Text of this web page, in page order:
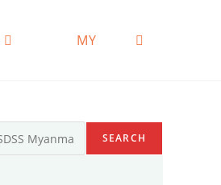
MY Toggle
website
SEARCH